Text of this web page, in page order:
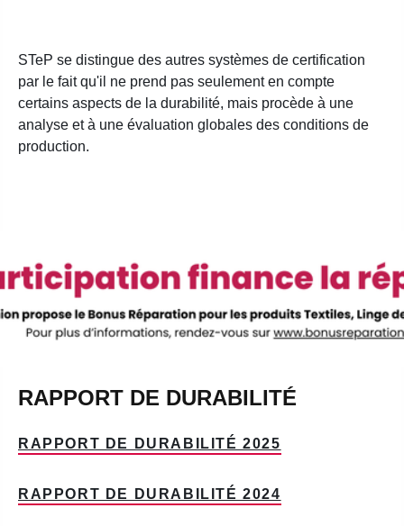
STeP se distingue des autres systèmes de certification
par le fait qu'il ne prend pas seulement en compte
certains aspects de la durabilité, mais procède à une
analyse et à une évaluation globales des conditions de
production.
RAPPORT DE DURABILITÉ
RAPPORT DE DURABILITÉ 2025
RAPPORT DE DURABILITÉ 2024